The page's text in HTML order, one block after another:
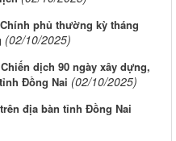
phủ thường kỳ tháng
(02/10/2025)
dịch 90 ngày xây dựng,
Đồng Nai (02/10/2025)
địa bàn tỉnh Đồng Nai